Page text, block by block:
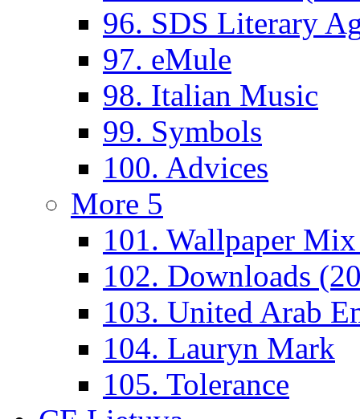
96. SDS Literary
97. eMule
98. Italian Music
99. Symbols
100. Advices
More 5
101. Wallpaper
102. Downloads
103. United Arab
104. Lauryn Mark
105. Tolerance